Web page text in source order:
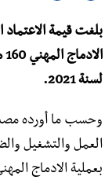
بلغت قيمة الاعتماد
لسنة 2021.
وحسب ما أورده
العمل والتشغيل
بعملية الادماج